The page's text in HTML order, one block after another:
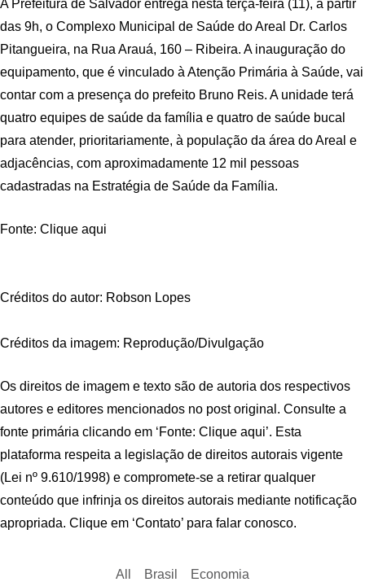
A Prefeitura de Salvador entrega nesta terça-feira (11), a partir
das 9h, o Complexo Municipal de Saúde do Areal Dr. Carlos
Pitangueira, na Rua Arauá, 160 – Ribeira. A inauguração do
equipamento, que é vinculado à Atenção Primária à Saúde, vai
contar com a presença do prefeito Bruno Reis. A unidade terá
quatro equipes de saúde da família e quatro de saúde bucal
para atender, prioritariamente, à população da área do Areal e
adjacências, com aproximadamente 12 mil pessoas
cadastradas na Estratégia de Saúde da Família.
Fonte: Clique aqui
Créditos do autor: Robson Lopes
Créditos da imagem: Reprodução/Divulgação
Os direitos de imagem e texto são de autoria dos respectivos
autores e editores mencionados no post original. Consulte a
fonte primária clicando em ‘Fonte: Clique aqui’. Esta
plataforma respeita a legislação de direitos autorais vigente
(Lei nº 9.610/1998) e compromete-se a retirar qualquer
conteúdo que infrinja os direitos autorais mediante notificação
apropriada. Clique em ‘Contato’ para falar conosco.
All Brasil Economia